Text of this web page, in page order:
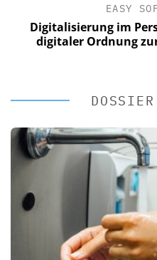
EASY
Digitalisierung im
digitaler Ordnung